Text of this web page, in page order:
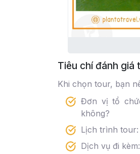
Tiêu chí đánh giá
Khi chọn tour, bạn
Đơn vị tổ
không?
Lịch trình
Dịch vụ đi